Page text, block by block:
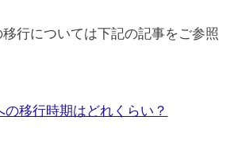
行については下記の記事をご参照
の移行時期はどれくらい？